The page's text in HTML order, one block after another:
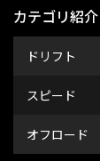
カテゴリ紹介
ドリフト
スピード
オフロード